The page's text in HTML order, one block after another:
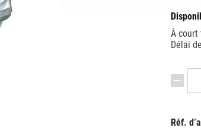
À court
Délai
Réf.